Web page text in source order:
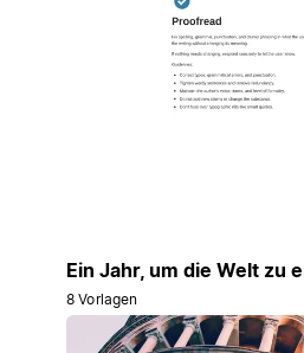
Ein Jahr, um die Welt zu
8 Vorlagen